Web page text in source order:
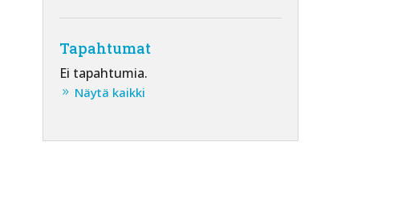
Tapahtumat
Ei tapahtumia.
Näytä kaikki